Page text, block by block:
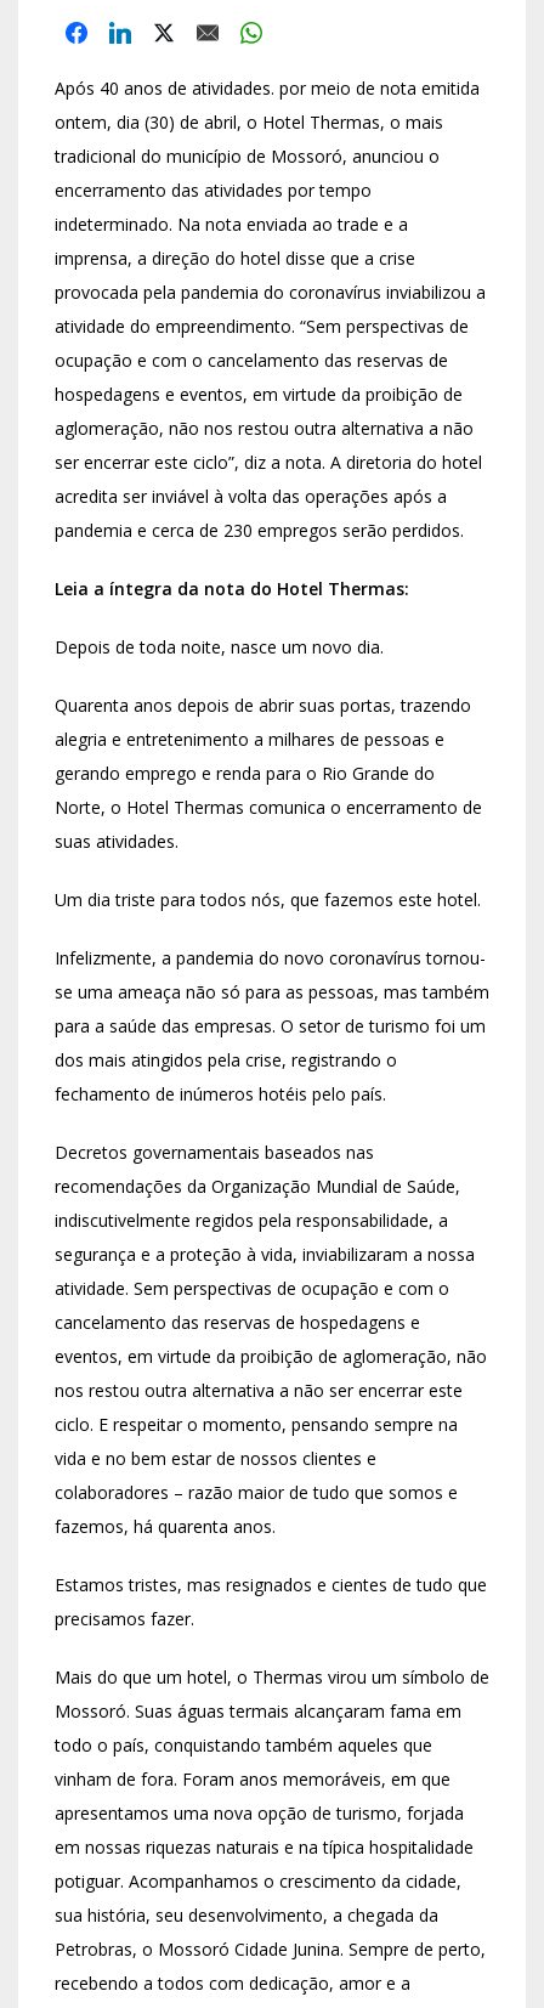
Após 40 anos de atividades. por meio de nota emitida
ontem, dia (30) de abril, o Hotel Thermas, o mais
tradicional do município de Mossoró, anunciou o
encerramento das atividades por tempo
indeterminado. Na nota enviada ao trade e a
imprensa, a direção do hotel disse que a crise
provocada pela pandemia do coronavírus inviabilizou a
atividade do empreendimento. “Sem perspectivas de
ocupação e com o cancelamento das reservas de
hospedagens e eventos, em virtude da proibição de
aglomeração, não nos restou outra alternativa a não
ser encerrar este ciclo”, diz a nota. A diretoria do hotel
acredita ser inviável à volta das operações após a
pandemia e cerca de 230 empregos serão perdidos.
Leia a íntegra da nota do Hotel Thermas:
Depois de toda noite, nasce um novo dia.
Quarenta anos depois de abrir suas portas, trazendo
alegria e entretenimento a milhares de pessoas e
gerando emprego e renda para o Rio Grande do
Norte, o Hotel Thermas comunica o encerramento de
suas atividades.
Um dia triste para todos nós, que fazemos este hotel.
Infelizmente, a pandemia do novo coronavírus tornou-
se uma ameaça não só para as pessoas, mas também
para a saúde das empresas. O setor de turismo foi um
dos mais atingidos pela crise, registrando o
fechamento de inúmeros hotéis pelo país.
Decretos governamentais baseados nas
recomendações da Organização Mundial de Saúde,
indiscutivelmente regidos pela responsabilidade, a
segurança e a proteção à vida, inviabilizaram a nossa
atividade. Sem perspectivas de ocupação e com o
cancelamento das reservas de hospedagens e
eventos, em virtude da proibição de aglomeração, não
nos restou outra alternativa a não ser encerrar este
ciclo. E respeitar o momento, pensando sempre na
vida e no bem estar de nossos clientes e
colaboradores – razão maior de tudo que somos e
fazemos, há quarenta anos.
Estamos tristes, mas resignados e cientes de tudo que
precisamos fazer.
Mais do que um hotel, o Thermas virou um símbolo de
Mossoró. Suas águas termais alcançaram fama em
todo o país, conquistando também aqueles que
vinham de fora. Foram anos memoráveis, em que
apresentamos uma nova opção de turismo, forjada
em nossas riquezas naturais e na típica hospitalidade
potiguar. Acompanhamos o crescimento da cidade,
sua história, seu desenvolvimento, a chegada da
Petrobras, o Mossoró Cidade Junina. Sempre de perto,
recebendo a todos com dedicação, amor e a